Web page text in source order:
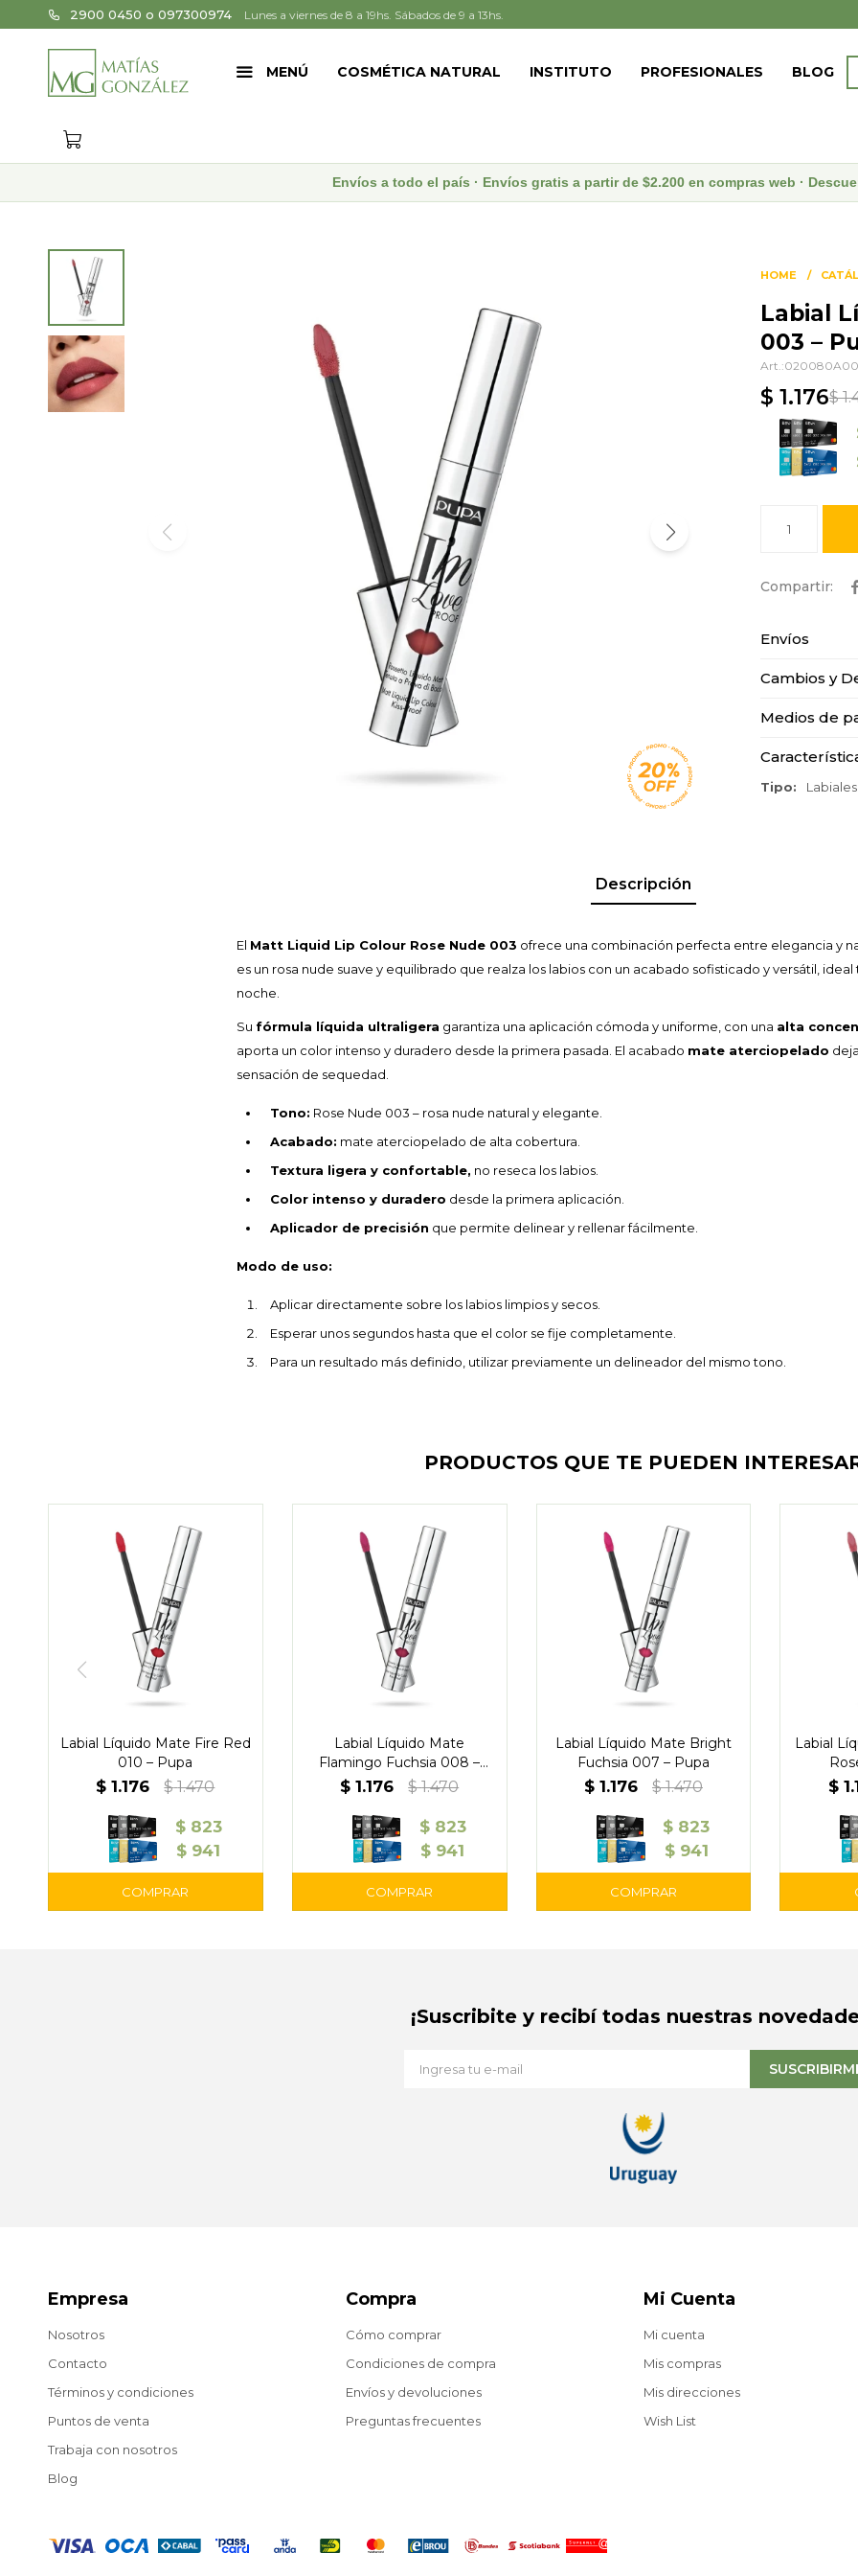
MENÚ COSMÉTICA NATURAL INSTITUTO PROFESIONALES BLOG
2900 0450 o 097300974 Lunes a viernes de 8 a 19hs. Sábados de 9 a 13hs.
Envíos a todo el país · Envíos gratis a partir de $2.200 en compras web ·
HOME
Labial
003 –
$ 1.176$
1

Envíos
Cambios y
Medios de
Tipo Labiales
Descripción
El Matt Liquid Lip Colour Rose Nude 003 ofrece una combinación perfecta entre elegancia y
es un rosa nude suave y equilibrado que realza los labios con un acabado sofisticado y versátil,
noche.
Su fórmula líquida ultraligera garantiza una aplicación cómoda y uniforme, con una alta
aporta un color intenso y duradero desde la primera pasada. El acabado mate aterciopelado
sensación de sequedad.
Tono: Rose Nude 003 – rosa nude natural y elegante.
Acabado: mate aterciopelado de alta cobertura.
Textura ligera y confortable, no reseca los labios.
Color intenso y duradero desde la primera aplicación.
Aplicador de precisión que permite delinear y rellenar fácilmente.
Modo de uso:
Aplicar directamente sobre los labios limpios y secos.
Esperar unos segundos hasta que el color se fije completamente.
Para un resultado más definido, utilizar previamente un delineador del mismo tono.
PRODUCTOS QUE TE PUEDEN
Labial Líquido Mate Fire Red
010 – Pupa
$ 1.176 $ 1.470
$ 823
$ 941
Labial Líquido Mate
Flamingo Fuchsia 008 –
Pupa
$ 1.176 $ 1.470
$ 823
$ 941
Labial Líquido Mate Bright
Fuchsia 007 – Pupa
$ 1.176 $ 1.470
$ 823
$ 941
Labial
$
Empresa
Nosotros
Contacto
Términos y condiciones
Puntos de venta
Trabaja con nosotros
Blog
Compra
Cómo comprar
Condiciones de compra
Envíos y devoluciones
Preguntas frecuentes
Mi Cuenta
Mi cuenta
Mis compras
Mis direcciones
Wish List
¡Suscribite y recibí todas nuestras